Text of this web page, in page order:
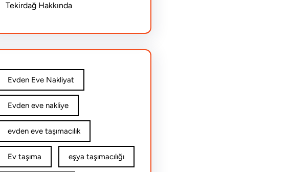
Tekirdağ Hakkında
Evden Eve Nakliyat
Evden eve nakliye
evden eve taşımacılık
Ev taşıma eşya taşımacılığı